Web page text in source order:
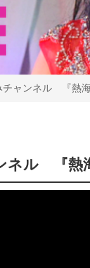
ャンネル 『熱海
ル 『熱